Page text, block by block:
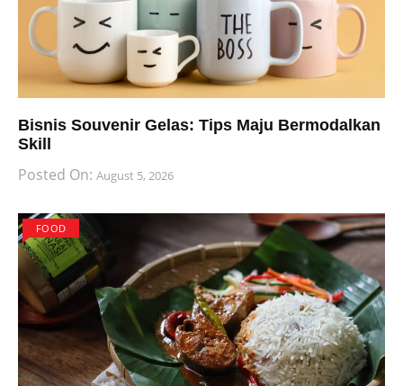
Bisnis Souvenir Gelas: Tips Maju Bermodalkan
Skill
Posted On: August 5, 2026
FOOD